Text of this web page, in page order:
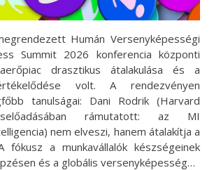
Humán Versenyképességi
Summit 2026 konferencia központi
drasztikus átalakulása és a
volt. A rendezvényen
tanulságai: Dani Rodrik (Harvard
rámutatott: az MI
nem elveszi, hanem átalakítja a
fókusz a munkavállalók készségeinek
és a globális versenyképesség…